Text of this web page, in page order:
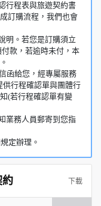
行程表與旅遊契約書
訂購流程，我們也會
明。若您是訂購須立
款，若逾時未付，本
函給您，經專屬服務
供行程確認單與團體行
(若行程確認單有變
業務人員郵寄到您指
定辦理。
約 下載